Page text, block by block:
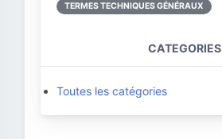
TERMES TECHNIQUES GÉNÉRAUX
CATEGORIES
Toutes les catégories